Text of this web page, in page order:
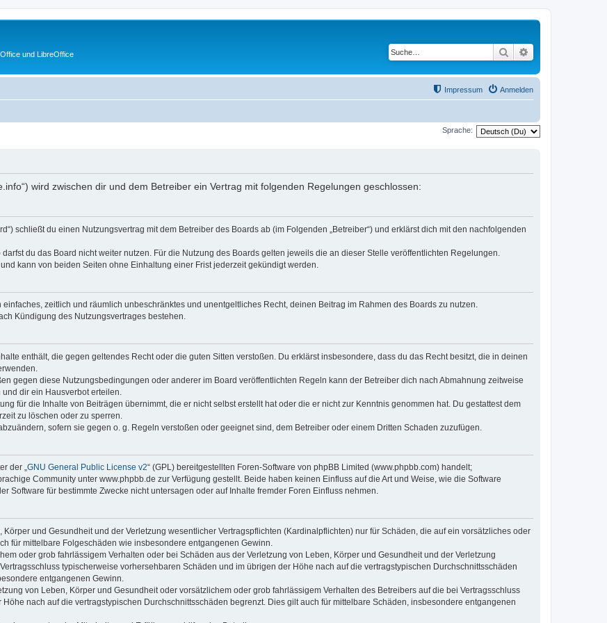
und LibreOffice Suche
Anmelden
Impressum
Sprache:
wird zwischen dir und dem Betreiber ein Vertrag mit folgenden Regelungen geschlossen:
schließt du einen Nutzungsvertrag mit dem Betreiber des Boards ab (im Folgenden „Betreiber“) und erklärst dich mit den nachfolgenden
du das Board nicht weiter nutzen. Für die Nutzung des Boards gelten jeweils die an dieser Stelle veröffentlichten Regelungen.
kann von beiden Seiten ohne Einhaltung einer Frist jederzeit gekündigt werden.
zeitlich und räumlich unbeschränktes und unentgeltliches Recht, deinen Beitrag im Rahmen des Boards zu nutzen.
Kündigung des Nutzungsvertrages bestehen.
enthält, die gegen geltendes Recht oder die guten Sitten verstoßen. Du erklärst insbesondere, dass du das Recht besitzt, die in deinen
gegen diese Nutzungsbedingungen oder anderer im Board veröffentlichten Regeln kann der Betreiber dich nach Abmahnung zeitweise
dir ein Hausverbot erteilen.
für die Inhalte von Beiträgen übernimmt, die er nicht selbst erstellt hat oder die er nicht zur Kenntnis genommen hat. Du gestattest dem
zu löschen oder zu sperren.
sofern sie gegen o. g. Regeln verstoßen oder geeignet sind, dem Betreiber oder einem Dritten Schaden zuzufügen.
der „GNU General Public License v2“ (GPL) bereitgestellten Foren-Software von phpBB Limited (www.phpbb.com) handelt;
Community unter www.phpbb.de zur Verfügung gestellt. Beide haben keinen Einfluss auf die Art und Weise, wie die Software
Software für bestimmte Zwecke nicht untersagen oder auf Inhalte fremder Foren Einfluss nehmen.
und Gesundheit und der Verletzung wesentlicher Vertragspflichten (Kardinalpflichten) nur für Schäden, die auf ein vorsätzliches oder
für mittelbare Folgeschäden wie insbesondere entgangenen Gewinn.
oder grob fahrlässigem Verhalten oder bei Schäden aus der Verletzung von Leben, Körper und Gesundheit und der Verletzung
typischerweise vorhersehbaren Schäden und im übrigen der Höhe nach auf die vertragstypischen Durchschnittsschäden
entgangenen Gewinn.
von Leben, Körper und Gesundheit oder vorsätzlichem oder grob fahrlässigem Verhalten des Betreibers auf die bei Vertragsschluss
nach auf die vertragstypischen Durchschnittsschäden begrenzt. Dies gilt auch für mittelbare Schäden, insbesondere entgangenen